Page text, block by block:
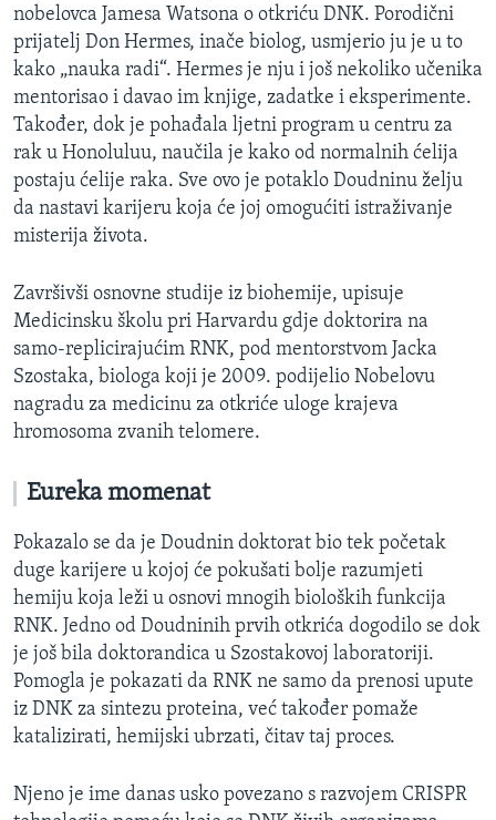
nobelovca Jamesa Watsona o otkriću DNK. Porodični
prijatelj Don Hermes, inače biolog, usmjerio ju je u to
kako „nauka radi“. Hermes je nju i još nekoliko učenika
mentorisao i davao im knjige, zadatke i eksperimente.
Također, dok je pohađala ljetni program u centru za
rak u Honoluluu, naučila je kako od normalnih ćelija
postaju ćelije raka. Sve ovo je potaklo Doudninu želju
da nastavi karijeru koja će joj omogućiti istraživanje
misterija života.
Završivši osnovne studije iz biohemije, upisuje
Medicinsku školu pri Harvardu gdje doktorira na
samo-replicirajućim RNK, pod mentorstvom Jacka
Szostaka, biologa koji je 2009. podijelio Nobelovu
nagradu za medicinu za otkriće uloge krajeva
hromosoma zvanih telomere.
Eureka momenat
Pokazalo se da je Doudnin doktorat bio tek početak
duge karijere u kojoj će pokušati bolje razumjeti
hemiju koja leži u osnovi mnogih bioloških funkcija
RNK. Jedno od Doudninih prvih otkrića dogodilo se dok
je još bila doktorandica u Szostakovoj laboratoriji.
Pomogla je pokazati da RNK ne samo da prenosi upute
iz DNK za sintezu proteina, već također pomaže
katalizirati, hemijski ubrzati, čitav taj proces.
Njeno je ime danas usko povezano s razvojem CRISPR